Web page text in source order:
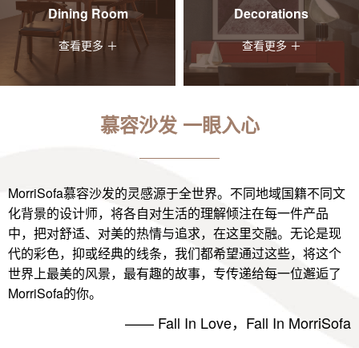
Dining Room
查看更多 ＋
Decorations
查看更多 ＋
慕容沙发 一眼入心
MorriSofa慕容沙发的灵感源于全世界。不同地域国籍不同文
化背景的设计师，将各自对生活的理解倾注在每一件产品
中，把对舒适、对美的热情与追求，在这里交融。无论是现
代的彩色，抑或经典的线条，我们都希望通过这些，将这个
世界上最美的风景，最有趣的故事，专传递给每一位邂逅了
MorriSofa的你。
—— Fall In Love，Fall In MorriSofa